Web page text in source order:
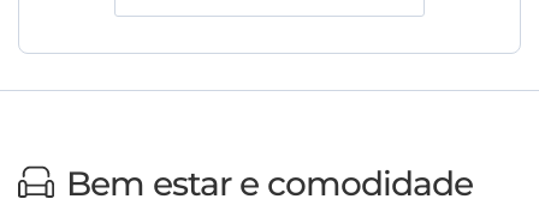
Bem estar e comodidade